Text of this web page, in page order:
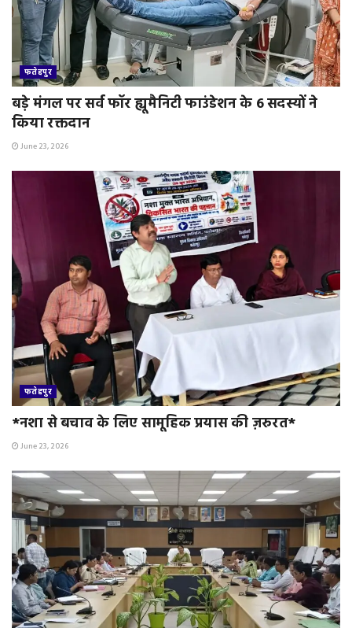
फतेहपुर
बड़े मंगल पर सर्व फॉर ह्यूमैनिटी फाउंडेशन के 6 सदस्यों ने
किया रक्तदान
June 23, 2026
फतेहपुर
*नशा से बचाव के लिए सामूहिक प्रयास की ज़रुरत*
June 23, 2026